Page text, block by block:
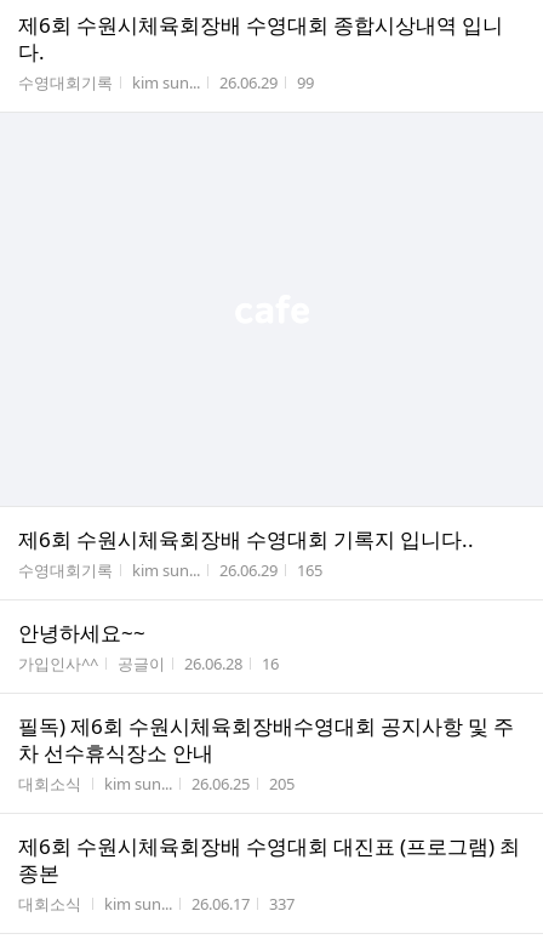
제6회 수원시체육회장배 수영대회 종합시상내역 입니
다.
게시판명
수영대회기록 작성자
kim sun... 작성시간
26.06.29 조회수
99
제6회 수원시체육회장배 수영대회 기록지 입니다..
게시판명
수영대회기록 작성자
kim sun... 작성시간
26.06.29 조회수
165
안녕하세요~~
게시판명
가입인사^^ 작성자
공글이 작성시간
26.06.28 조회수
16
필독) 제6회 수원시체육회장배수영대회 공지사항 및 주
차 선수휴식장소 안내
게시판명
대회소식 작성자
kim sun... 작성시간
26.06.25 조회수
205
제6회 수원시체육회장배 수영대회 대진표 (프로그램) 최
종본
게시판명
대회소식 작성자
kim sun... 작성시간
26.06.17 조회수
337